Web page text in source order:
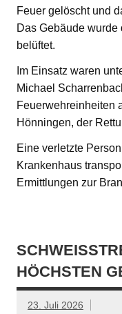
Feuer gelöscht und
Das Gebäude wurde
belüftet.
Im Einsatz waren
Michael
Feuerwehreinheiten
Hönningen, der
Eine verletzte
Krankenhaus
Ermittlungen zur
ÖCHSTEN
23. Juli 2026